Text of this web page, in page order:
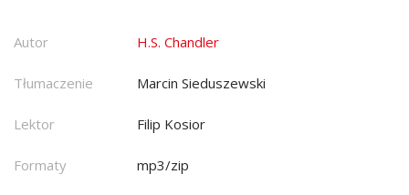
Autor H.S. Chandler
Tłumaczenie Marcin Sieduszewski
Lektor Filip Kosior
Formaty mp3/zip